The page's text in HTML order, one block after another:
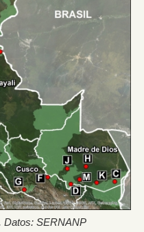
Datos: SERNANP